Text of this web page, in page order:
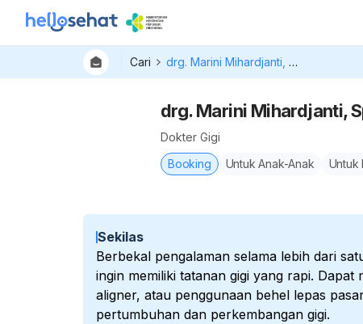
Cari drg. Marini Mihardjanti, Sp. Ort
drg. Marini Mihardjanti,
Dokter Gigi
Booking
Untuk Anak-Anak Untuk
Sekilas
Berbekal pengalaman selama lebih dari
ingin memiliki tatanan gigi yang rapi.
aligner, atau penggunaan behel lepas
pertumbuhan dan perkembangan gigi.